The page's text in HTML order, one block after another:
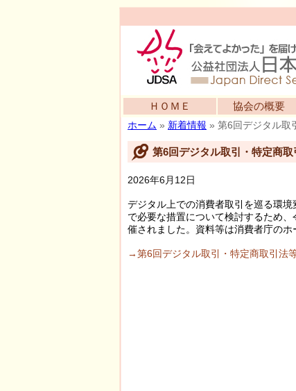
ＨＯＭＥ 協会の概要
ホーム » 新着情報 » 第6回デジタル取
第6回デジタル取引・特定商取
2026年6月12日
デジタル上での消費者取引を巡る環
で必要な措置について検討するため
催されました。資料等は消費者庁の
→第6回デジタル取引・特定商取引法